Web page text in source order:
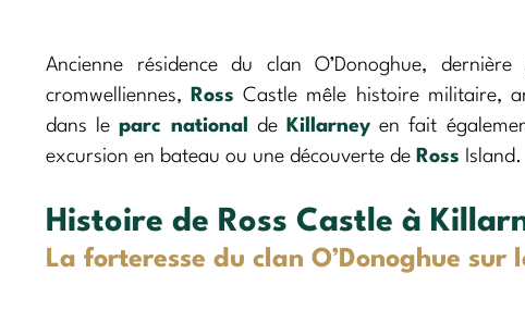
Ancienne résidence du clan O’Donoghue,
cromwelliennes,
Ross Castle mêle histoire militaire,
dans leparc national de Killarney en fait
excursion en bateau ou une découverte de Ross Island.
Histoire de Ross Castle à
La forteresse du clan O’Donoghue sur